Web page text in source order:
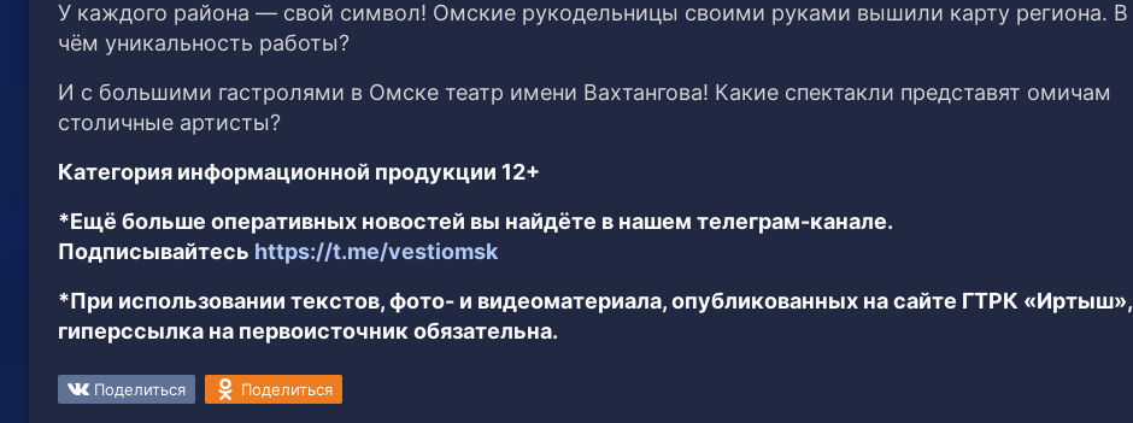
У каждого района — свой символ! Омские рукодельницы своими руками вышили карту региона. В
чём уникальность работы?
И с большими гастролями в Омске театр имени Вахтангова! Какие спектакли представят омичам
столичные артисты?
Категория информационной продукции 12+
*Ещё больше оперативных новостей вы найдёте в нашем телеграм-канале.
Подписывайтесь https://t.me/vestiomsk
*При использовании текстов, фото- и видеоматериала, опубликованных на сайте ГТРК «Иртыш»,
гиперссылка на первоисточник обязательна.
Поделиться Поделиться